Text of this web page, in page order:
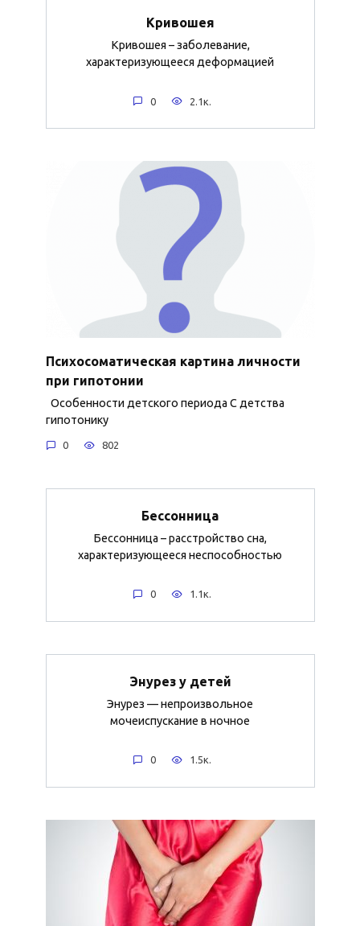
Кривошея
Кривошея – заболевание,
характеризующееся деформацией
0 2.1к.
Психосоматическая картина личности
при гипотонии
Особенности детского периода С детства
гипотонику
0 802
Бессонница
Бессонница – расстройство сна,
характеризующееся неспособностью
0 1.1к.
Энурез у детей
Энурез — непроизвольное
мочеиспускание в ночное
0 1.5к.